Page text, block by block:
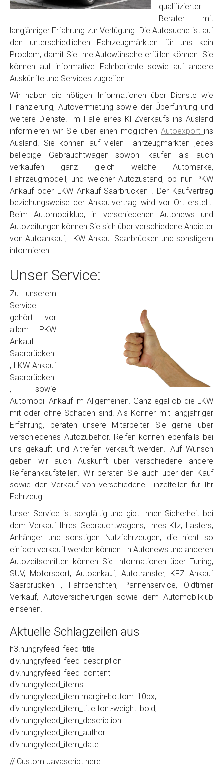
qualifizierter
Berater mit
langjähriger Erfahrung zur Verfügung. Die Autosuche ist auf
den unterschiedlichen Fahrzeugmärkten für uns kein
Problem, damit Sie Ihre Autowünsche erfüllen können. Sie
können auf informative Fahrberichte sowie auf andere
Auskünfte und Services zugreifen.
Wir haben die nötigen Informationen über Dienste wie
Finanzierung, Autovermietung sowie der Überführung und
weitere Dienste. Im Falle eines KFZverkaufs ins Ausland
informieren wir Sie über einen möglichenAutoexport ins
Ausland. Sie können auf vielen Fahrzeugmärkten jedes
beliebige Gebrauchtwagen sowohl kaufen als auch
verkaufen ganz gleich welche Automarke,
Fahrzeugmodell, und welcher Autozustand, ob nun PKW
Ankauf oder LKW Ankauf Saarbrücken . Der Kaufvertrag
beziehungsweise der Ankaufvertrag wird vor Ort erstellt.
Beim Automobilklub, in verschiedenen Autonews und
Autozeitungen können Sie sich über verschiedene Anbieter
von Autoankauf, LKW Ankauf Saarbrücken und sonstigem
informieren.
Unser Service:
Zu unserem
Service
gehört vor
allem PKW
Ankauf
Saarbrücken
, LKW Ankauf
Saarbrücken
, sowie
Automobil Ankauf im Allgemeinen. Ganz egal ob die LKW
mit oder ohne Schäden sind. Als Könner mit langjähriger
Erfahrung, beraten unsere Mitarbeiter Sie gerne über
verschiedenes Autozubehör. Reifen können ebenfalls bei
uns gekauft und Altreifen verkauft werden. Auf Wunsch
geben wir auch Auskunft über verschiedene andere
Reifenankaufstellen. Wir beraten Sie auch über den Kauf
sowie den Verkauf von verschiedene Einzelteilen für Ihr
Fahrzeug.
Unser Service ist sorgfältig und gibt Ihnen Sicherheit bei
dem Verkauf Ihres Gebrauchtwagens, Ihres Kfz, Lasters,
Anhänger und sonstigen Nutzfahrzeugen, die nicht so
einfach verkauft werden können. In Autonews und anderen
Autozeitschriften können Sie Informationen über Tuning,
SUV, Motorsport, Autoankauf, Autotransfer, KFZ Ankauf
Saarbrücken , Fahrberichten, Pannenservice, Oldtimer
Verkauf, Autoversicherungen sowie dem Automobilklub
einsehen.
Aktuelle Schlagzeilen aus
h3.hungryfeed_feed_title
div.hungryfeed_feed_description
div.hungryfeed_feed_content
div.hungryfeed_items
div.hungryfeed_item margin-bottom: 10px;
div.hungryfeed_item_title font-weight: bold;
div.hungryfeed_item_description
div.hungryfeed_item_author
div.hungryfeed_item_date
// Custom Javascript here…